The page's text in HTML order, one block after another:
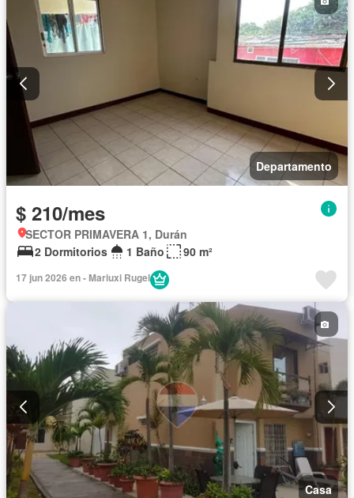
Departamento
$ 210/mes
SECTOR PRIMAVERA 1, Durán
2 Dormitorios
1 Baño 90 m²
17 jun 2026 en - Mariuxi Rugel
Casa